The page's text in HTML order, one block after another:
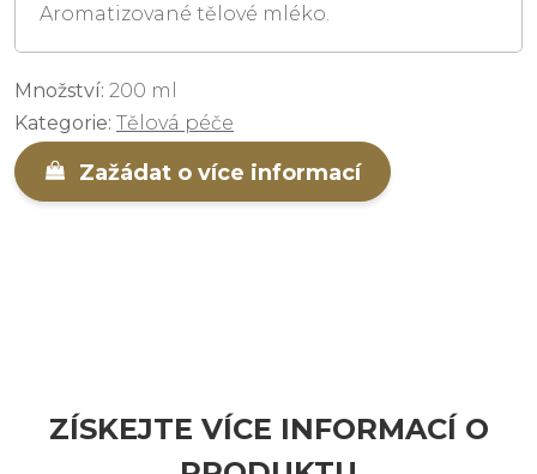
Aromatizované tělové mléko.
Množství: 200 ml
Kategorie: Tělová péče
Zažádat o více informací
ZÍSKEJTE VÍCE INFORMACÍ O